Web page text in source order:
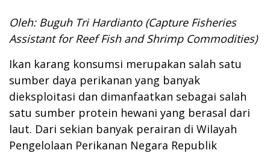
Oleh: Buguh Tri Hardianto (Capture Fisheries
Assistant for Reef Fish and Shrimp Commodities)
Ikan karang konsumsi merupakan salah satu
sumber daya perikanan yang banyak
dieksploitasi dan dimanfaatkan sebagai salah
satu sumber protein hewani yang berasal dari
laut. Dari sekian banyak perairan di Wilayah
Pengelolaan Perikanan Negara Republik